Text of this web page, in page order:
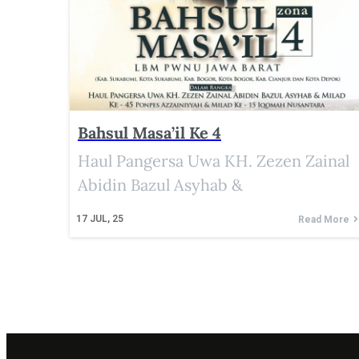
Bahsul Masa’il Ke 4
17 JUL, 25
Haul Pangersa Uwa KH. Zezen Zainal
Abidin Bazul Asyhab &
Read More